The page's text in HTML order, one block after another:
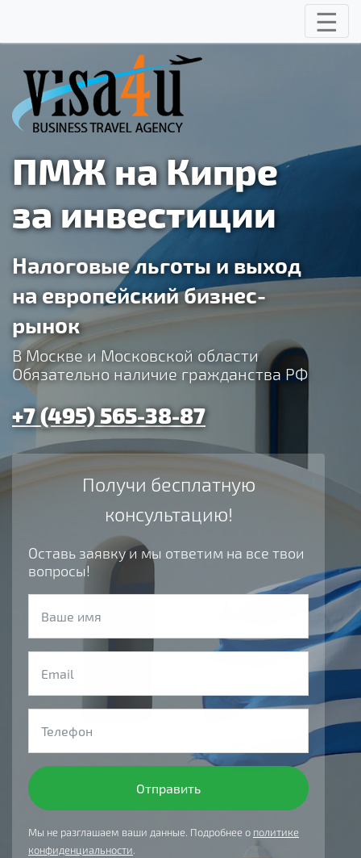
☰
ПМЖ на Кипре
за инвестиции
Налоговые льготы и выход
на европейский бизнес-
рынок
В Москве и Московской области
Обязательно наличие гражданства РФ
+7 (495) 565-38-87
Получи бесплатную
консультацию!
Оставь заявку и мы ответим на все твои
вопросы!
Мы не разглашаем ваши данные. Подробнее о политике
конфиденциальности.